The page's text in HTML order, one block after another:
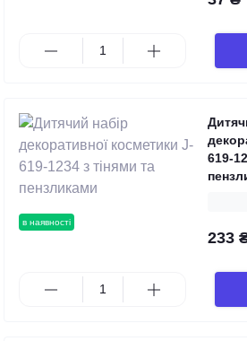
в наявності
619-
233